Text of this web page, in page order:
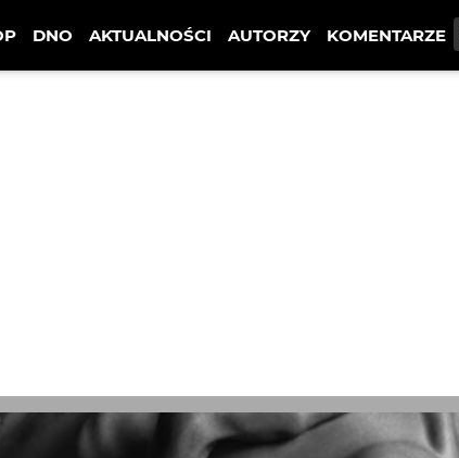
DNO AKTUALNOŚCI AUTORZY KOMENTARZE